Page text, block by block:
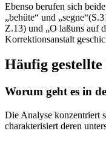
Ebenso berufen sich
„behüte“ und
Z.13) und „O laßuns auf
Korrektionsanstalt
Häufig gestellte
Worum geht es in
Die Analyse konzentriert
charakterisiert deren